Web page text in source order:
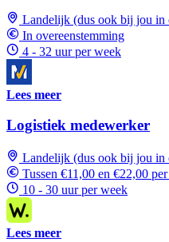
Landelijk (dus ook bij jou in
In overeenstemming
4 - 32 uur per week
Lees meer
Logistiek medewerker
Landelijk (dus ook bij jou in
Tussen €11,00 en €22,00
10 - 30 uur per week
Lees meer